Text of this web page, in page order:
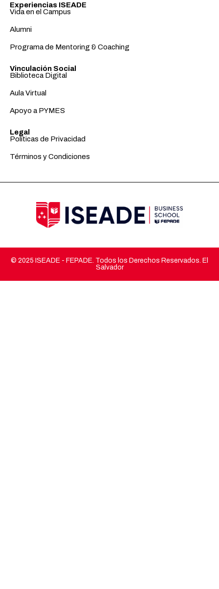
Experiencias ISEADE
Vida en el Campus
Alumni
Programa de Mentoring & Coaching
Vinculación Social
Biblioteca Digital
Aula Virtual
Apoyo a PYMES
Legal
Políticas de Privacidad
Términos y Condiciones
© 2025 ISEADE - FEPADE. Todos los Derechos Reservados. El
Salvador